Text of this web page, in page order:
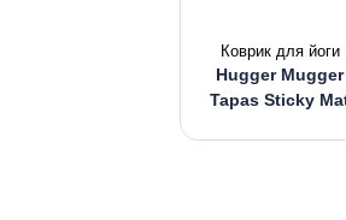
Коврик для йоги
Hugger Mugger
Tapas Sticky